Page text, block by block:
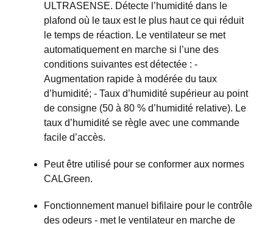
ULTRASENSE. Détecte l’humidité dans le
plafond où le taux est le plus haut ce qui réduit
le temps de réaction. Le ventilateur se met
automatiquement en marche si l’une des
conditions suivantes est détectée : -
Augmentation rapide à modérée du taux
d’humidité; - Taux d’humidité supérieur au point
de consigne (50 à 80 % d’humidité relative). Le
taux d’humidité se règle avec une commande
facile d’accès.
Peut être utilisé pour se conformer aux normes
CALGreen.
Fonctionnement manuel bifilaire pour le contrôle
des odeurs - met le ventilateur en marche de